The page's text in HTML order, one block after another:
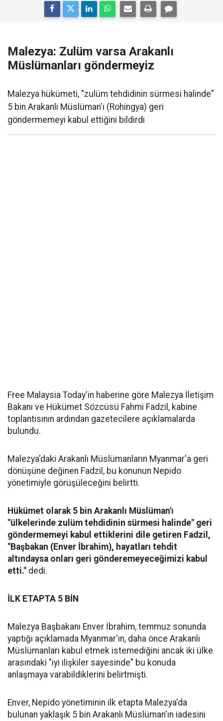
Malezya: Zulüm varsa Arakanlı
Müslümanları göndermeyiz
Malezya hükümeti, "zulüm tehdidinin sürmesi halinde"
5 bin Arakanlı Müslüman'ı (Rohingya) geri
göndermemeyi kabul ettiğini bildirdi
Free Malaysia Today'in haberine göre Malezya İletişim
Bakanı ve Hükümet Sözcüsü Fahmi Fadzil, kabine
toplantısının ardından gazetecilere açıklamalarda
bulundu.
Malezya'daki Arakanlı Müslümanların Myanmar'a geri
dönüşüne değinen Fadzil, bu konunun Nepido
yönetimiyle görüşüleceğini belirtti.
Hükümet olarak 5 bin Arakanlı Müslüman'ı
"ülkelerinde zulüm tehdidinin sürmesi halinde" geri
göndermemeyi kabul ettiklerini dile getiren Fadzil,
"Başbakan (Enver İbrahim), hayatları tehdit
altındaysa onları geri gönderemeyeceğimizi kabul
etti." dedi.
İLK ETAPTA 5 BİN
Malezya Başbakanı Enver İbrahim, temmuz sonunda
yaptığı açıklamada Myanmar'ın, daha önce Arakanlı
Müslümanları kabul etmek istemediğini ancak iki ülke
arasındaki "iyi ilişkiler sayesinde" bu konuda
anlaşmaya varabildiklerini belirtmişti.
Enver, Nepido yönetiminin ilk etapta Malezya'da
bulunan yaklaşık 5 bin Arakanlı Müslüman'ın iadesini